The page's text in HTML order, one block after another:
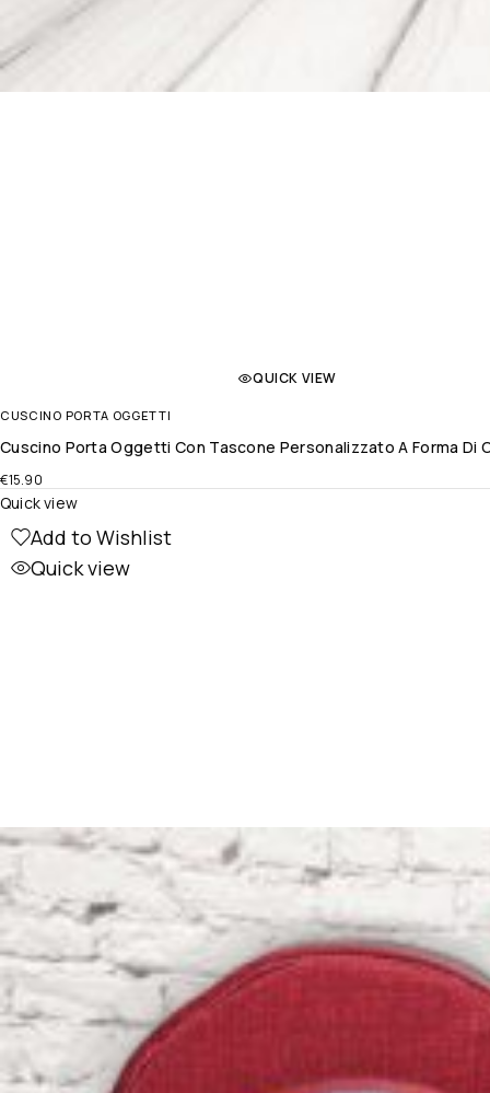
QUICK VIEW
CUSCINO PORTA OGGETTI
Cuscino Porta Oggetti Con Tascone Personalizzato A Forma Di
€15.90
Add to Wishlist
Quick view
Quick view